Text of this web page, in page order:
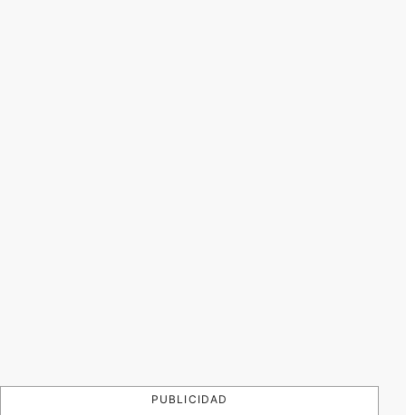
PUBLICIDAD